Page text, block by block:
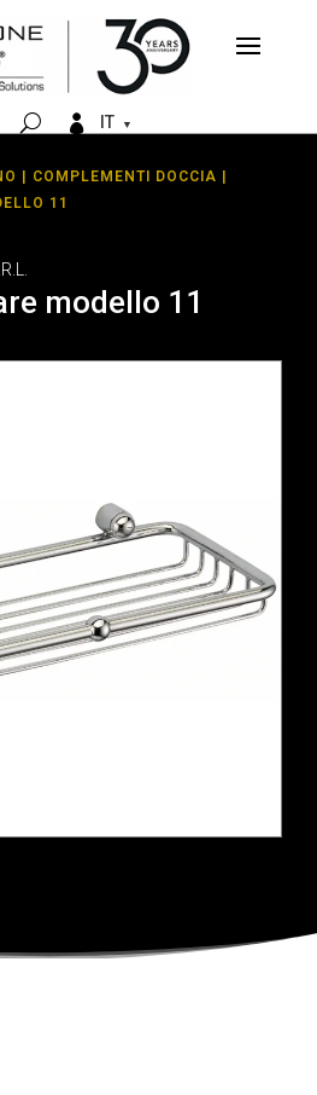
 IT
| COMPLEMENTI DOCCIA |
11
modello 11